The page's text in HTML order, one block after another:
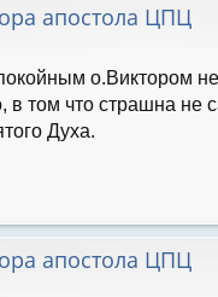
апостола ЦПЦ
о.Виктором
в том что страшна
Духа.
апостола ЦПЦ